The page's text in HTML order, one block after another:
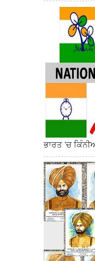
ਭਾਰਤ 'ਚ